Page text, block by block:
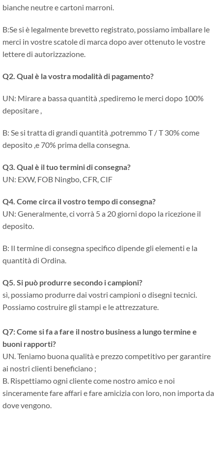
bianche neutre e cartoni marroni.
B:Se si è legalmente brevetto registrato, possiamo imballare le
merci in vostre scatole di marca dopo aver ottenuto le vostre
lettere di autorizzazione.
Q2. Qual è la vostra modalità di pagamento?
UN: Mirare a bassa quantità ,spediremo le merci dopo 100%
depositare ,
B: Se si tratta di grandi quantità ,potremmo T / T 30% come
deposito ,e 70% prima della consegna.
Q3. Qual è il tuo termini di consegna?
UN: EXW, FOB Ningbo, CFR, CIF
Q4. Come circa il vostro tempo di consegna?
UN: Generalmente, ci vorrà 5 a 20 giorni dopo la ricezione il
deposito.
B: Il termine di consegna specifico dipende gli elementi e la
quantità di Ordina.
Q5. Si può produrre secondo i campioni?
sì, possiamo produrre dai vostri campioni o disegni tecnici.
Possiamo costruire gli stampi e le attrezzature.
Q7: Come si fa a fare il nostro business a lungo termine e
buoni rapporti?
UN. Teniamo buona qualità e prezzo competitivo per garantire
ai nostri clienti beneficiano ;
B. Rispettiamo ogni cliente come nostro amico e noi
sinceramente fare affari e fare amicizia con loro, non importa da
dove vengono.